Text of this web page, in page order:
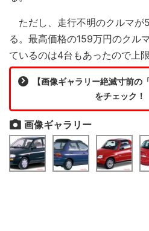
ただし、走行不明のクルマが
る。最高価格の159万円のクル
ているのは4台もあったので上限
【画像ギャラリー絶滅寸前の
をチェック！
画像ギャラリー